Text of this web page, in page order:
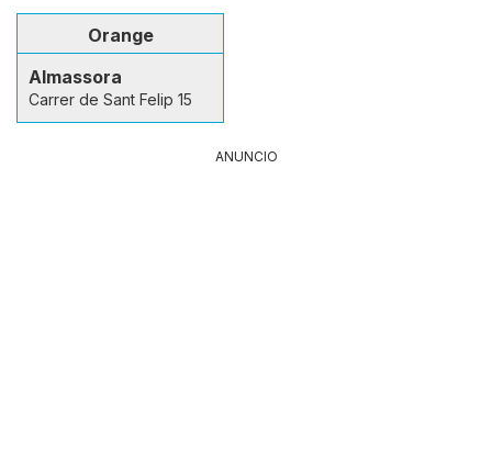
Orange
Almassora
Carrer de Sant Felip 15
ANUNCIO